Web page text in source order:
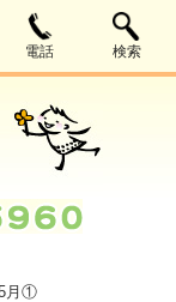
電話 検索
月①